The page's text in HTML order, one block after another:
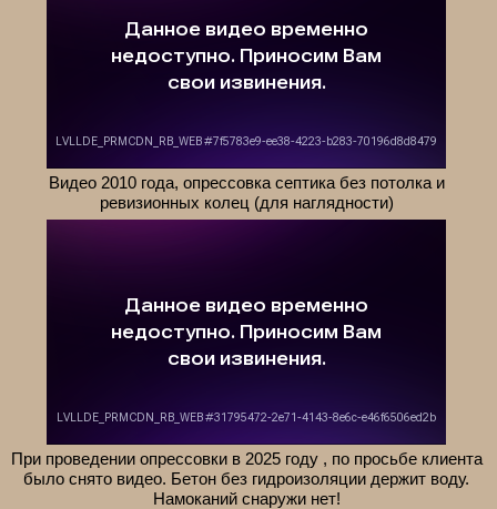
Видео 2010 года, опрессовка септика без потолка и
ревизионных колец (для наглядности)
При проведении опрессовки в 2025 году , по просьбе клиента
было снято видео. Бетон без гидроизоляции держит воду.
Намоканий снаружи нет!